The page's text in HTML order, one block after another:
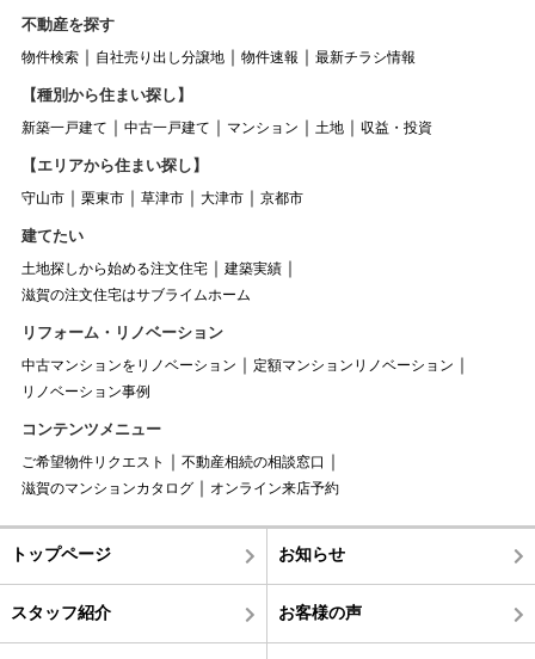
不動産を探す
物件検索 自社売り出し分譲地 物件速報 最新チラシ情報
【種別から住まい探し】
新築一戸建て 中古一戸建て マンション 土地 収益・投資
【エリアから住まい探し】
守山市 栗東市 草津市 大津市 京都市
建てたい
土地探しから始める注文住宅
建築実績
滋賀の注文住宅はサブライムホーム
リフォーム・リノベーション
中古マンションをリノベーション
定額マンションリノベーション
リノベーション事例
コンテンツメニュー
ご希望物件リクエスト
不動産相続の相談窓口
滋賀のマンションカタログ
オンライン来店予約
トップページ お知らせ
スタッフ紹介 お客様の声